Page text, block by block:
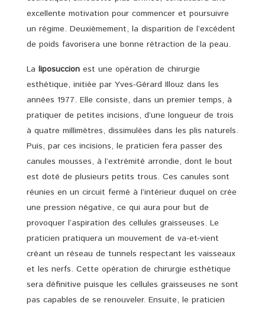
excellente motivation pour commencer et poursuivre
un régime. Deuxièmement, la disparition de l’excédent
de poids favorisera une bonne rétraction de la peau.
La liposuccion est une opération de chirurgie
esthétique, initiée par Yves-Gérard Illouz dans les
années 1977. Elle consiste, dans un premier temps, à
pratiquer de petites incisions, d’une longueur de trois
à quatre millimètres, dissimulées dans les plis naturels.
Puis, par ces incisions, le praticien fera passer des
canules mousses, à l’extrémité arrondie, dont le bout
est doté de plusieurs petits trous. Ces canules sont
réunies en un circuit fermé à l’intérieur duquel on crée
une pression négative, ce qui aura pour but de
provoquer l’aspiration des cellules graisseuses. Le
praticien pratiquera un mouvement de va-et-vient
créant un réseau de tunnels respectant les vaisseaux
et les nerfs. Cette opération de chirurgie esthétique
sera définitive puisque les cellules graisseuses ne sont
pas capables de se renouveler. Ensuite, le praticien